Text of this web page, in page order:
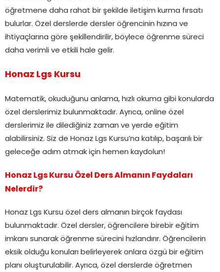
öğretmene daha rahat bir şekilde iletişim kurma fırsatı
bulurlar. Özel derslerde dersler öğrencinin hızına ve
ihtiyaçlarına göre şekillendirilir, böylece öğrenme süreci
daha verimli ve etkili hale gelir.
Honaz Lgs Kursu
Matematik, okuduğunu anlama, hızlı okuma gibi konularda
özel derslerimiz bulunmaktadır. Ayrıca, online özel
derslerimiz ile dilediğiniz zaman ve yerde eğitim
alabilirsiniz. Siz de Honaz Lgs Kursu’na katılıp, başarılı bir
geleceğe adım atmak için hemen kaydolun!
Honaz Lgs Kursu Özel Ders Almanın Faydaları
Nelerdir?
Honaz Lgs Kursu özel ders almanın birçok faydası
bulunmaktadır. Özel dersler, öğrencilere birebir eğitim
imkanı sunarak öğrenme sürecini hızlandırır. Öğrencilerin
eksik olduğu konuları belirleyerek onlara özgü bir eğitim
planı oluşturulabilir. Ayrıca, özel derslerde öğretmen